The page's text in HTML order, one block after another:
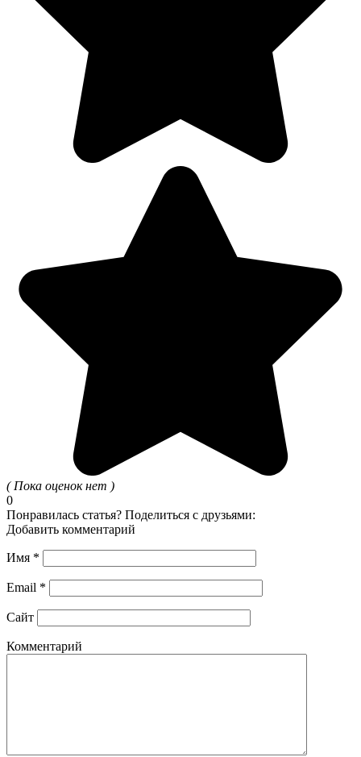
( Пока оценок нет )
0
Понравилась статья? Поделиться с друзьями:
Добавить комментарий
Имя *
Email *
Сайт
Комментарий